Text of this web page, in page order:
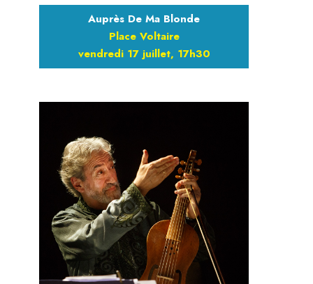
Auprès De Ma Blonde
Place Voltaire
vendredi 17 juillet, 17h30